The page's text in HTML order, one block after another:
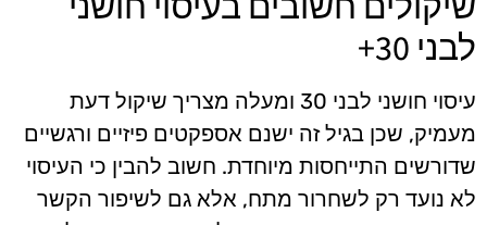
לבני 30+
עיסוי חושני לבני 30 ומעלה מצריך שיקול דעת
מעמיק, שכן בגיל זה ישנם אספקטים פיזיים ורגשיים
שדורשים התייחסות מיוחדת. חשוב להבין כי העיסוי
לא נועד רק לשחרור מתח, אלא גם לשיפור הקשר